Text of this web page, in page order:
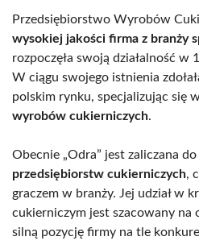
Przedsiębiorstwo Wyrobów
wysokiej jakości firma z branży
rozpoczęła swoją działalność w
W ciągu swojego istnienia
polskim rynku, specjalizując się
wyrobów cukierniczych.
Obecnie „Odra” jest zaliczana do
przedsiębiorstw cukierniczych,
graczem w branży. Jej udział w
cukierniczym jest szacowany na
silną pozycję firmy na tle